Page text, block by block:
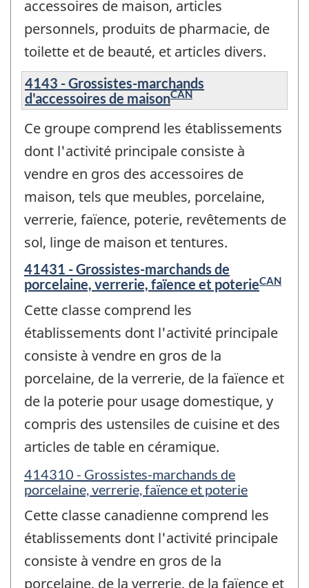
accessoires de maison, articles
personnels, produits de pharmacie, de
toilette et de beauté, et articles divers.
4143 - Grossistes-marchands
d'accessoires de maisonCAN
Ce groupe comprend les établissements
dont l'activité principale consiste à
vendre en gros des accessoires de
maison, tels que meubles, porcelaine,
verrerie, faïence, poterie, revêtements de
sol, linge de maison et tentures.
41431 - Grossistes-marchands de
porcelaine, verrerie, faïence et poterieCAN
Cette classe comprend les
établissements dont l'activité principale
consiste à vendre en gros de la
porcelaine, de la verrerie, de la faïence et
de la poterie pour usage domestique, y
compris des ustensiles de cuisine et des
articles de table en céramique.
414310 - Grossistes-marchands de
porcelaine, verrerie, faïence et poterie
Cette classe canadienne comprend les
établissements dont l'activité principale
consiste à vendre en gros de la
porcelaine, de la verrerie, de la faïence et